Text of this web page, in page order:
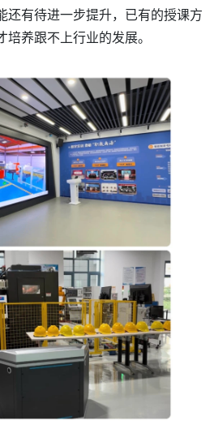
还有待进一步提升，已有的授课方
养跟不上行业的发展。